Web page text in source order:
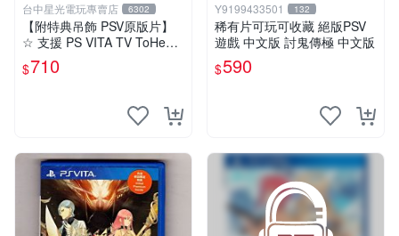
台中星光電玩專賣店 6302
【附特典吊飾 PSV原版片】
☆ 支援 PS VITA TV ToHeart
2 迷宮旅人 ☆日文亞版全新
品【台中星光電玩】
$710
Y9199433501 132
稀有片可玩可收藏 絕版PSV
遊戲 中文版 討鬼傳極 中文版
$590